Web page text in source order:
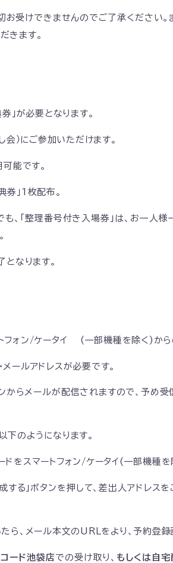
受けできませんのでご了承ください。
きます。
」が必要となります。
会）にご参加いただけます。
能です。
」1枚配布。
「整理番号付き入場券」は、お一人様
となります。
フォン/ケータイ (一部機種を除く)から
ールアドレスが必要です。
らメールが配信されますので、予め受
下のようになります。
をスマートフォン/ケータイ(一部機種を
る」ボタンを押して、差出人アドレス
ら、メール本文のURLをより、予約登録
ード池袋店での受け取り、 もしくは自